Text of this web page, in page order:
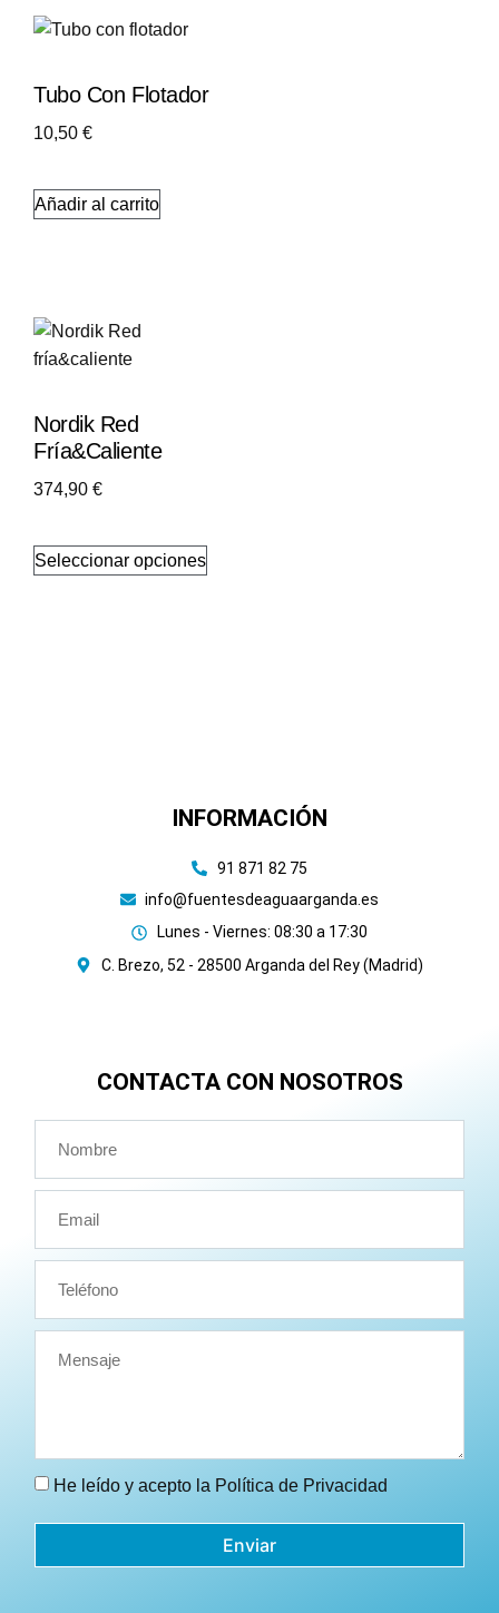
Tubo Con Flotador
10,50 €
Añadir al carrito
Nordik Red
Fría&caliente
374,90 €
Seleccionar opciones
INFORMACIÓN
91 871 82 75
info@fuentesdeaguaarganda.es
Lunes - Viernes: 08:30 a 17:30
C. Brezo, 52 - 28500 Arganda del Rey (Madrid)
CONTACTA CON NOSOTROS
He leído y acepto la Política de Privacidad
Enviar